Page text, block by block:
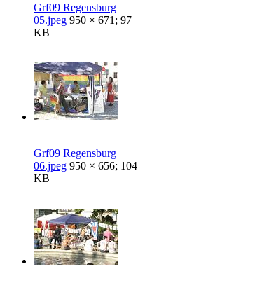
Grf09 Regensburg
05.jpeg 950 × 671; 97
KB
Grf09 Regensburg
06.jpeg 950 × 656; 104
KB